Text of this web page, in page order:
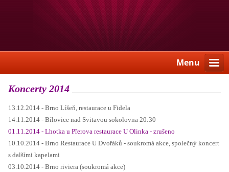
Menu
Koncerty 2014
13.12.2014 - Brno Líšeň, restaurace u Fidela
14.11.2014 - Bílovice nad Svitavou sokolovna 20:30
01.11.2014 - Lhotka u Přerova restaurace U Olinka - zrušeno
10.10.2014 - Brno Restaurace U Dvořáků - soukromá akce, společný koncert
s dalšími kapelami
03.10.2014 - Brno riviera (soukromá akce)